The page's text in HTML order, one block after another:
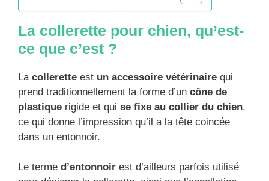
La collerette pour chien, qu’est-
ce que c’est ?
La collerette est un accessoire vétérinaire qui
prend traditionnellement la forme d’un cône de
plastique rigide et qui se fixe au collier du chien,
ce qui donne l’impression qu’il a la tête coincée
dans un entonnoir.
Le terme d’entonnoir est d’ailleurs parfois utilisé